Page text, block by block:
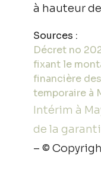
à hauteur
Sources :
Décret no
fixant le
financière
temporaire à
Intérim à
de la
– ©